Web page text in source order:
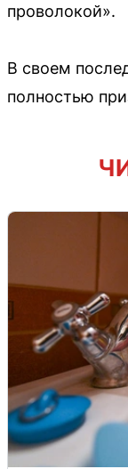
проволокой».
В своем
полностью